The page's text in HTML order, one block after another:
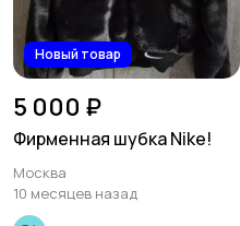
Новый товар
5 000 ₽
Фирменная шубка Nike!
Москва
10 месяцев назад